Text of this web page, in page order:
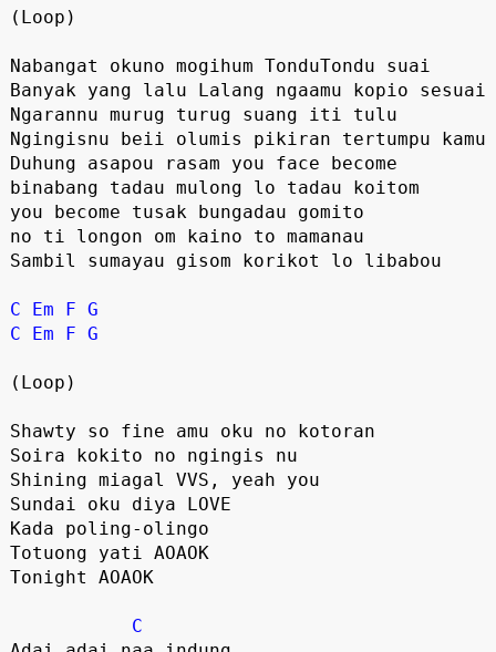
(Loop)
Nabangat okuno mogihum TonduTondu suai
Banyak yang lalu Lalang ngaamu kopio sesuai
Ngarannu murug turug suang iti tulu
Ngingisnu beii olumis pikiran tertumpu kamu
Duhung asapou rasam you face become
binabang tadau mulong lo tadau koitom
you become tusak bungadau gomito
no ti longon om kaino to mamanau
Sambil sumayau gisom korikot lo libabou
C Em F G
C
Em F G
(Loop)
Shawty so fine amu oku no kotoran
Soira kokito no ngingis nu
Shining miagal VVS, yeah you
Sundai oku diya LOVE
Kada poling-olingo
Totuong yati AOAOK
Tonight AOAOK
C